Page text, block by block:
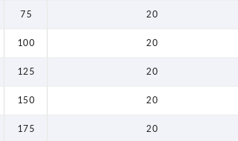
208
211
218
75 20
100 20
125 20
150 20
175 20